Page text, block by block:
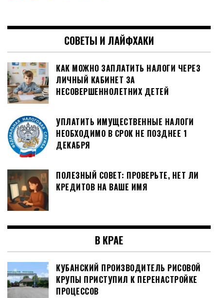
СОВЕТЫ И ЛАЙФХАКИ
КАК МОЖНО ЗАПЛАТИТЬ НАЛОГИ ЧЕРЕЗ
ЛИЧНЫЙ КАБИНЕТ ЗА
НЕСОВЕРШЕННОЛЕТНИХ ДЕТЕЙ
УПЛАТИТЬ ИМУЩЕСТВЕННЫЕ НАЛОГИ
НЕОБХОДИМО В СРОК НЕ ПОЗДНЕЕ 1
ДЕКАБРЯ
ПОЛЕЗНЫЙ СОВЕТ: ПРОВЕРЬТЕ, НЕТ ЛИ
КРЕДИТОВ НА ВАШЕ ИМЯ
В КРАЕ
КУБАНСКИЙ ПРОИЗВОДИТЕЛЬ РИСОВОЙ
КРУПЫ ПРИСТУПИЛ К ПЕРЕНАСТРОЙКЕ
ПРОЦЕССОВ